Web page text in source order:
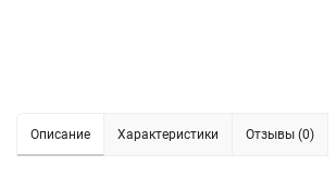
Описание Характеристики Отзывы (0)